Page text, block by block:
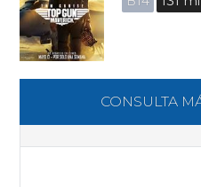
CONSULTA